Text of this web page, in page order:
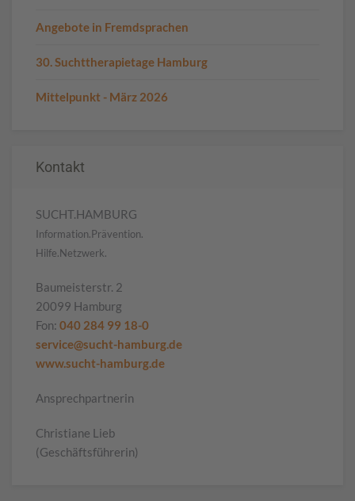
Angebote in Fremdsprachen
30. Suchttherapietage Hamburg
Mittelpunkt - März 2026
Kontakt
SUCHT.HAMBURG
Information.Prävention.
Hilfe.Netzwerk.
Baumeisterstr. 2
20099 Hamburg
Fon: 040 284 99 18-0
service@sucht-hamburg.de
www.sucht-hamburg.de
Ansprechpartnerin
Christiane Lieb
(Geschäftsführerin)